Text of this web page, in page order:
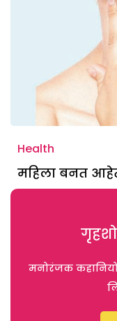
Health
महिला बनत
मनोरंजक